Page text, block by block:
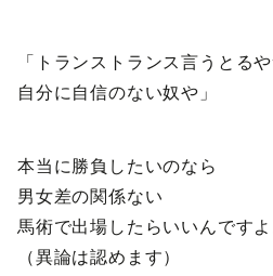
「トランストランス言うとる
自分に自信のない奴や」
本当に勝負したいのなら
男女差の関係ない
馬術で出場したらいいんですよ
（異論は認めます）